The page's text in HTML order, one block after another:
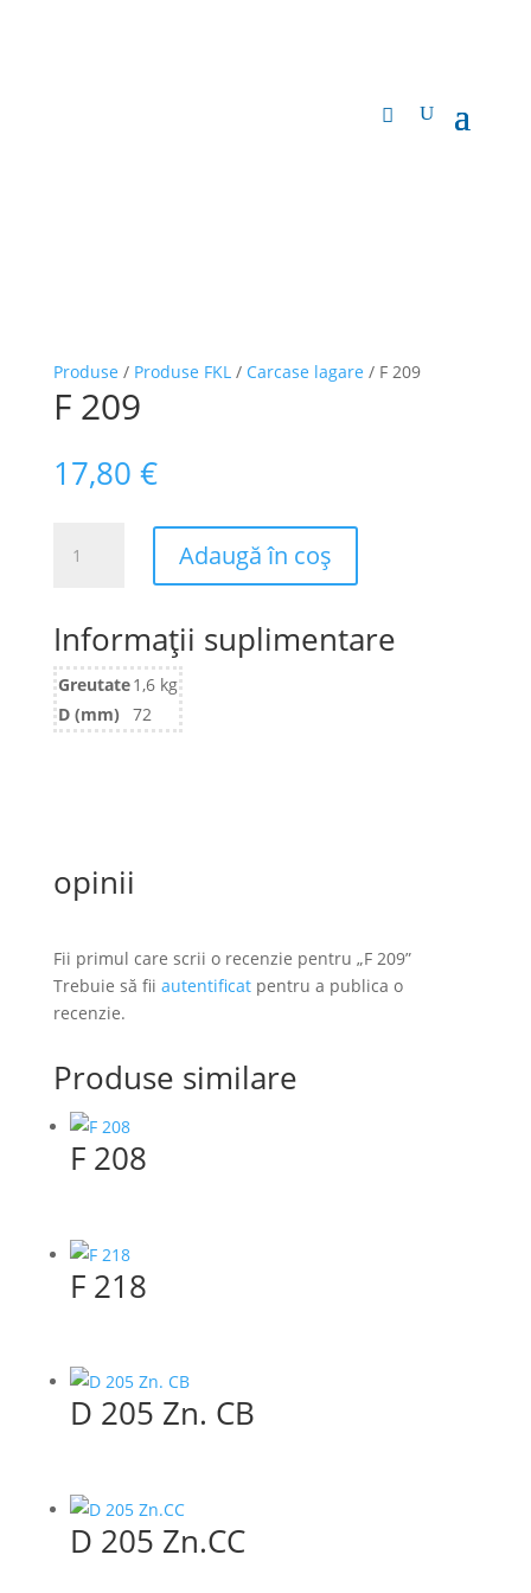
Produse / Produse FKL/ Carcase lagare / F 209
F 209
17,80 €
Adaugă în coș
Informații suplimentare
Greutate1,6 kg
D (mm)
72
opinii
Fii primul care scrii o recenzie pentru „F 209”
Trebuie să fii autentificatpentru a publica o
recenzie.
Produse similare
F 208
F 218
D 205 Zn. CB
D 205 Zn.CC